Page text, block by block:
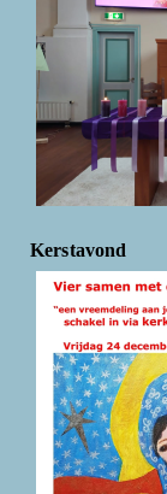
Kerstavond